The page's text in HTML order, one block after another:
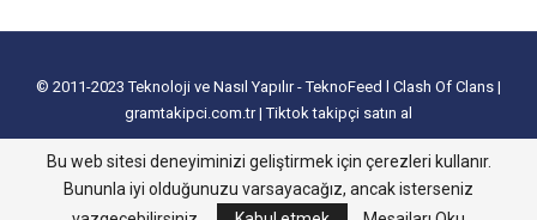
© 2011-2023Teknoloji ve Nasıl Yapılır - TeknoFeed Clash Of Clans |
gramtakipci.com.tr|Tiktok takipçi satın al
tanıtım yazısı satın al e-ticaret paketleri
İnstagram Türk Takipçi Satın
nasıl yapılır
Bu web sitesi deneyiminizi geliştirmek için çerezleri kullanır.
Bununla iyi olduğunuzu varsayacağız, ancak isterseniz